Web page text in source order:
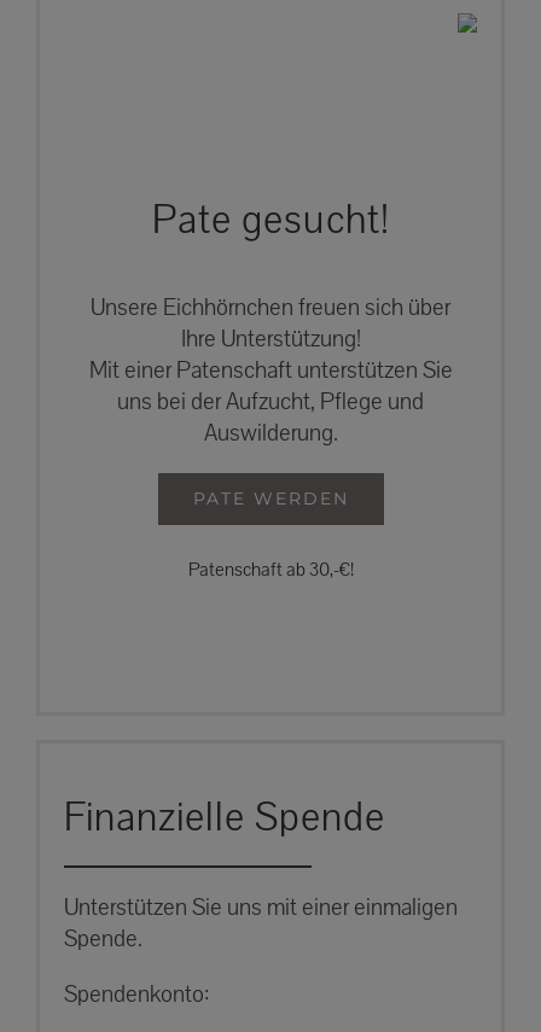
Pate gesucht!
Unsere Eichhörnchen freuen sich über
Ihre Unterstützung!
Mit einer Patenschaft unterstützen Sie
uns bei der Aufzucht, Pflege und
Auswilderung.
PATE WERDEN
Patenschaft ab 30,-€!
Finanzielle Spende
Unterstützen Sie uns mit einer einmaligen
Spende.
Spendenkonto: